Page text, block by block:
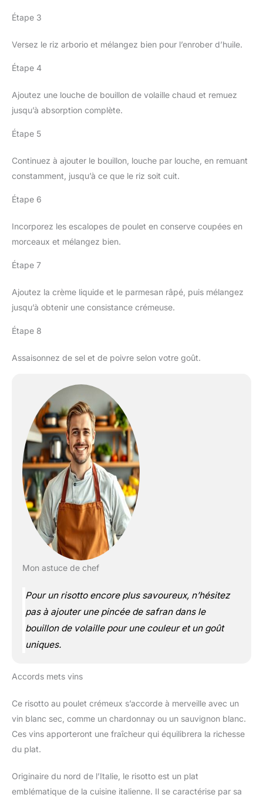
Étape 3
Versez le riz arborio et mélangez bien pour l’enrober d’huile.
Étape 4
Ajoutez une louche de bouillon de volaille chaud et remuez
jusqu’à absorption complète.
Étape 5
Continuez à ajouter le bouillon, louche par louche, en remuant
constamment, jusqu’à ce que le riz soit cuit.
Étape 6
Incorporez les escalopes de poulet en conserve coupées en
morceaux et mélangez bien.
Étape 7
Ajoutez la crème liquide et le parmesan râpé, puis mélangez
jusqu’à obtenir une consistance crémeuse.
Étape 8
Assaisonnez de sel et de poivre selon votre goût.
Mon astuce de chef
Pour un risotto encore plus savoureux, n’hésitez
pas à ajouter une pincée de safran dans le
bouillon de volaille pour une couleur et un goût
uniques.
Accords mets vins
Ce risotto au poulet crémeux s’accorde à merveille avec un
vin blanc sec, comme un chardonnay ou un sauvignon blanc.
Ces vins apporteront une fraîcheur qui équilibrera la richesse
du plat.
Originaire du nord de l’Italie, le risotto est un plat
emblématique de la cuisine italienne. Il se caractérise par sa